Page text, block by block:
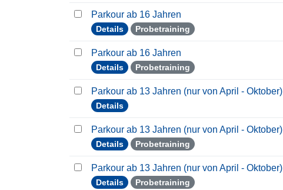
Parkour ab 16 Jahren
Details Probetraining
Parkour ab 16 Jahren
Details Probetraining
Parkour ab 13 Jahren (nur von April - Oktober)
Details
Parkour ab 13 Jahren (nur von April - Oktober)
Details Probetraining
Parkour ab 13 Jahren (nur von April - Oktober)
Details Probetraining